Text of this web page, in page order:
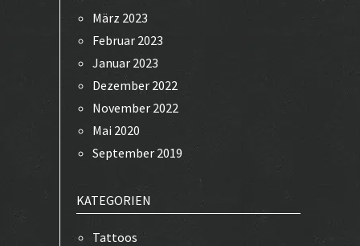
März 2023
Februar 2023
Januar 2023
Dezember 2022
November 2022
Mai 2020
September 2019
KATEGORIEN
Tattoos